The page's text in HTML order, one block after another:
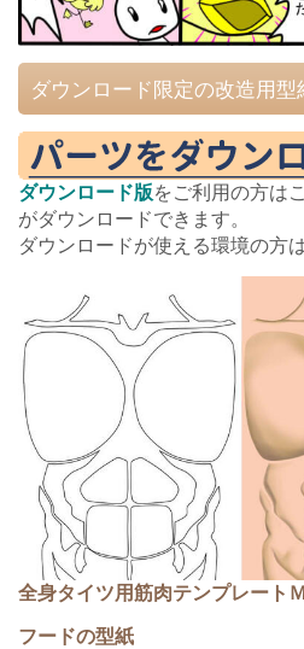
ダウンロード限定の改造用型
ダウンロード版をご利用の方は
がダウンロードできます。
ダウンロードが使える環境の方
全身タイツ用筋肉テンプレート
フードの型紙